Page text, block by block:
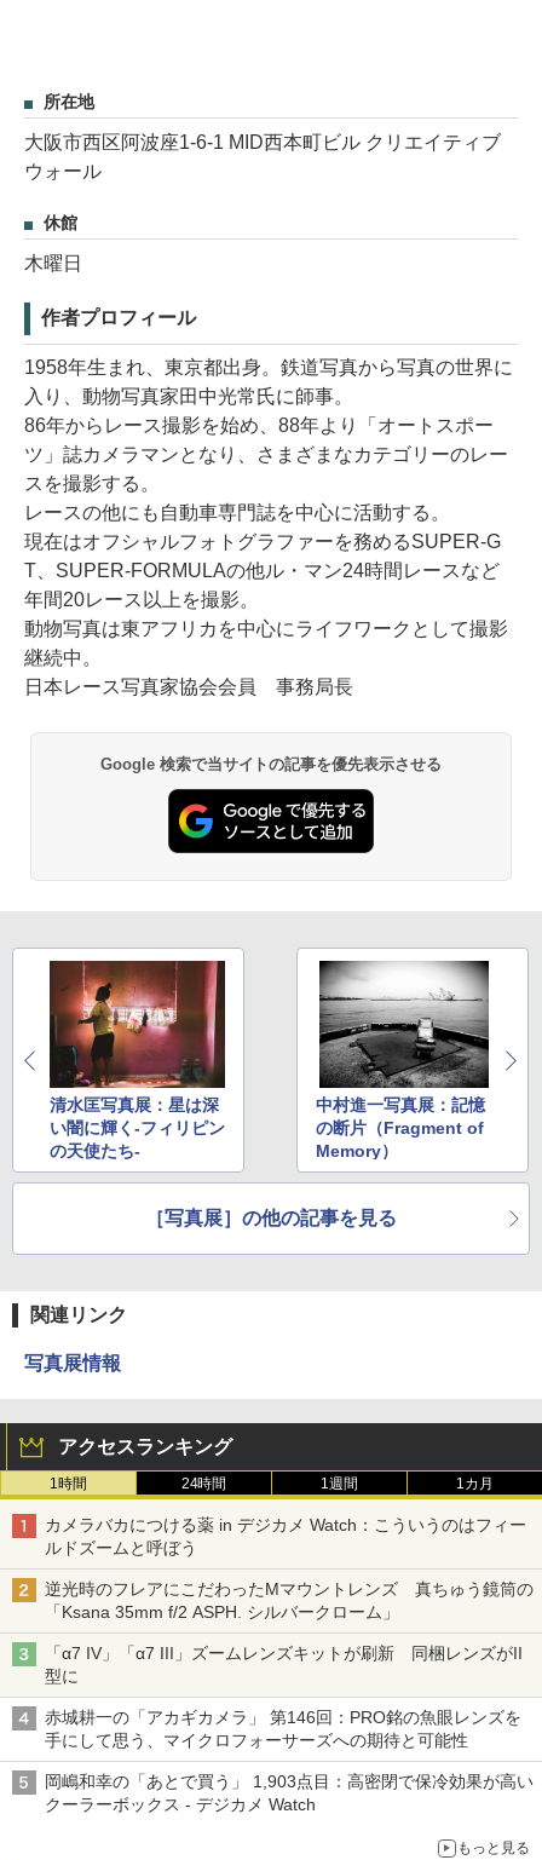
所在地
大阪市西区阿波座1-6-1 MID西本町ビル クリエイティブ
ウォール
休館
木曜日
作者プロフィール
1958年生まれ、東京都出身。鉄道写真から写真の世界に
入り、動物写真家田中光常氏に師事。
86年からレース撮影を始め、88年より「オートスポー
ツ」誌カメラマンとなり、さまざまなカテゴリーのレー
スを撮影する。
レースの他にも自動車専門誌を中心に活動する。
現在はオフシャルフォトグラファーを務めるSUPER-G
T、SUPER-FORMULAの他ル・マン24時間レースなど
年間20レース以上を撮影。
動物写真は東アフリカを中心にライフワークとして撮影
継続中。
日本レース写真家協会会員 事務局長
Google 検索で当サイトの記事を優先表示させる
清水匡写真展：星は深
い闇に輝く-フィリピン
の天使たち-
中村進一写真展：記憶
の断片（Fragment of
Memory）
［写真展］の他の記事を見る
関連リンク
写真展情報
アクセスランキング
1時間 24時間 1週間 1カ月
カメラバカにつける薬 in デジカメ Watch：こういうのはフィー
ルドズームと呼ぼう
逆光時のフレアにこだわったMマウントレンズ 真ちゅう鏡筒の
「Ksana 35mm f/2 ASPH. シルバークローム」
「α7 IV」「α7 III」ズームレンズキットが刷新 同梱レンズがII
型に
赤城耕一の「アカギカメラ」 第146回：PRO銘の魚眼レンズを
手にして思う、マイクロフォーサーズへの期待と可能性
岡嶋和幸の「あとで買う」 1,903点目：高密閉で保冷効果が高い
クーラーボックス - デジカメ Watch
もっと見る